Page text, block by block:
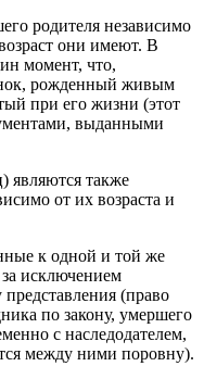
родителя независимо
они имеют. В
момент, что,
рожденный живым
при его жизни (этот
выданными
являются также
от их возраста и
к одной и той же
исключением
(право
по закону, умершего
с наследодателем,
между ними поровну).